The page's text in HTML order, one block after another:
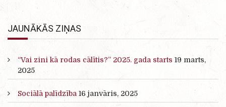
JAUNĀKĀS ZIŅAS
“Vai zini kā rodas cālītis?” 2025. gada starts 19 marts,
2025
Sociālā palīdzība 16 janvāris, 2025